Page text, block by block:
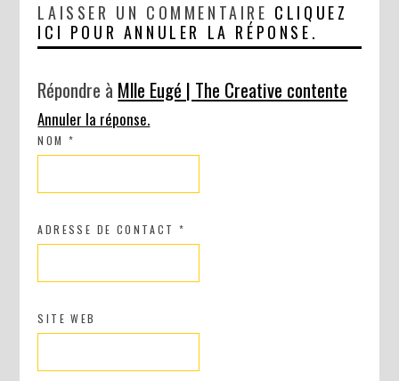
LAISSER UN COMMENTAIRE CLIQUEZ
ICI POUR ANNULER LA RÉPONSE.
Répondre à Mlle Eugé | The Creative contente
Annuler la réponse.
NOM*
ADRESSE DE CONTACT*
SITE WEB